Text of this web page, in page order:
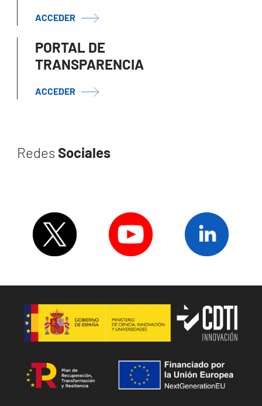
ACCEDER
PORTAL DE
TRANSPARENCIA
ACCEDER
Redes Sociales
Image